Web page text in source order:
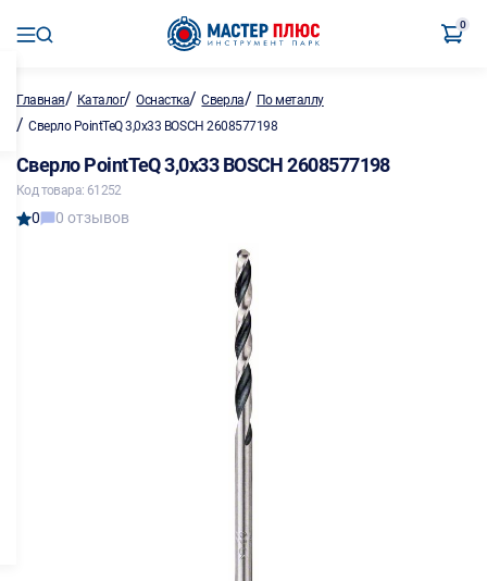
0
Главная/ Каталог/Оснастка/Сверла/ По металлу
/ Сверло PointTeQ 3,0х33 BOSCH 2608577198
Сверло PointTeQ 3,0х33 BOSCH 2608577198
Код товара: 61252
0 0 отзывов